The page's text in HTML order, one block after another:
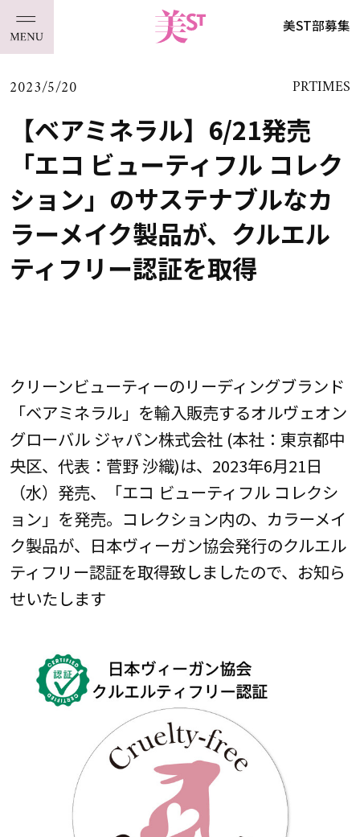
美ST部募集
2023/5/20 PRTIMES
【ベアミネラル】6/21発売
「エコ ビューティフル コレク
ション」のサステナブルなカ
ラーメイク製品が、クルエル
ティフリー認証を取得
クリーンビューティーのリーディングブランド
「ベアミネラル」を輸入販売するオルヴェオン
グローバル ジャパン株式会社 (本社：東京都中
央区、代表：菅野 沙織)は、2023年6月21日
（水）発売、「エコ ビューティフル コレクシ
ョン」を発売。コレクション内の、カラーメイ
ク製品が、日本ヴィーガン協会発行のクルエル
ティフリー認証を取得致しましたので、お知ら
せいたします